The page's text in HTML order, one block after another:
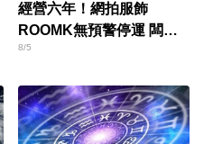
經營六年！網拍服飾
ROOMK無預警停運 闆娘
發聲
8/5